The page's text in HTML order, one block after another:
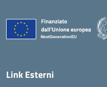
Link Esterni